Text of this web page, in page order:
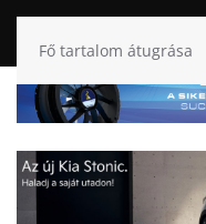
Fő tartalom átugrása